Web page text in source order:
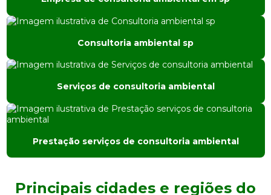
Consultoria ambiental sp
Consultoria e engenharia ambiental
Consultoria de meio ambiente
Desativação industrial
Empresa de análise de água
Consultoria ambiental sp
Serviços de consultoria ambiental
Prestação serviços de consultoria ambiental
Principais cidades e regiões do